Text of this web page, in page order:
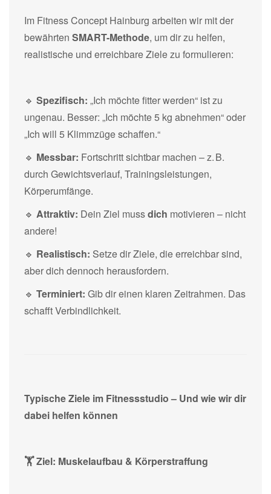
Im Fitness Concept Hainburg arbeiten wir mit der
bewährten SMART-Methode, um dir zu helfen,
realistische und erreichbare Ziele zu formulieren:
🔹 Spezifisch: „Ich möchte fitter werden“ ist zu
ungenau. Besser: „Ich möchte 5 kg abnehmen“ oder
„Ich will 5 Klimmzüge schaffen.“
🔹 Messbar: Fortschritt sichtbar machen – z. B.
durch Gewichtsverlauf, Trainingsleistungen,
Körperumfänge.
🔹 Attraktiv: Dein Ziel mussdich motivieren – nicht
andere!
🔹 Realistisch: Setze dir Ziele, die erreichbar sind,
aber dich dennoch herausfordern.
🔹 Terminiert: Gib dir einen klaren Zeitrahmen. Das
schafft Verbindlichkeit.
Typische Ziele im Fitnessstudio – Und wie wir dir
dabei helfen können
🏋️ Ziel: Muskelaufbau & Körperstraffung